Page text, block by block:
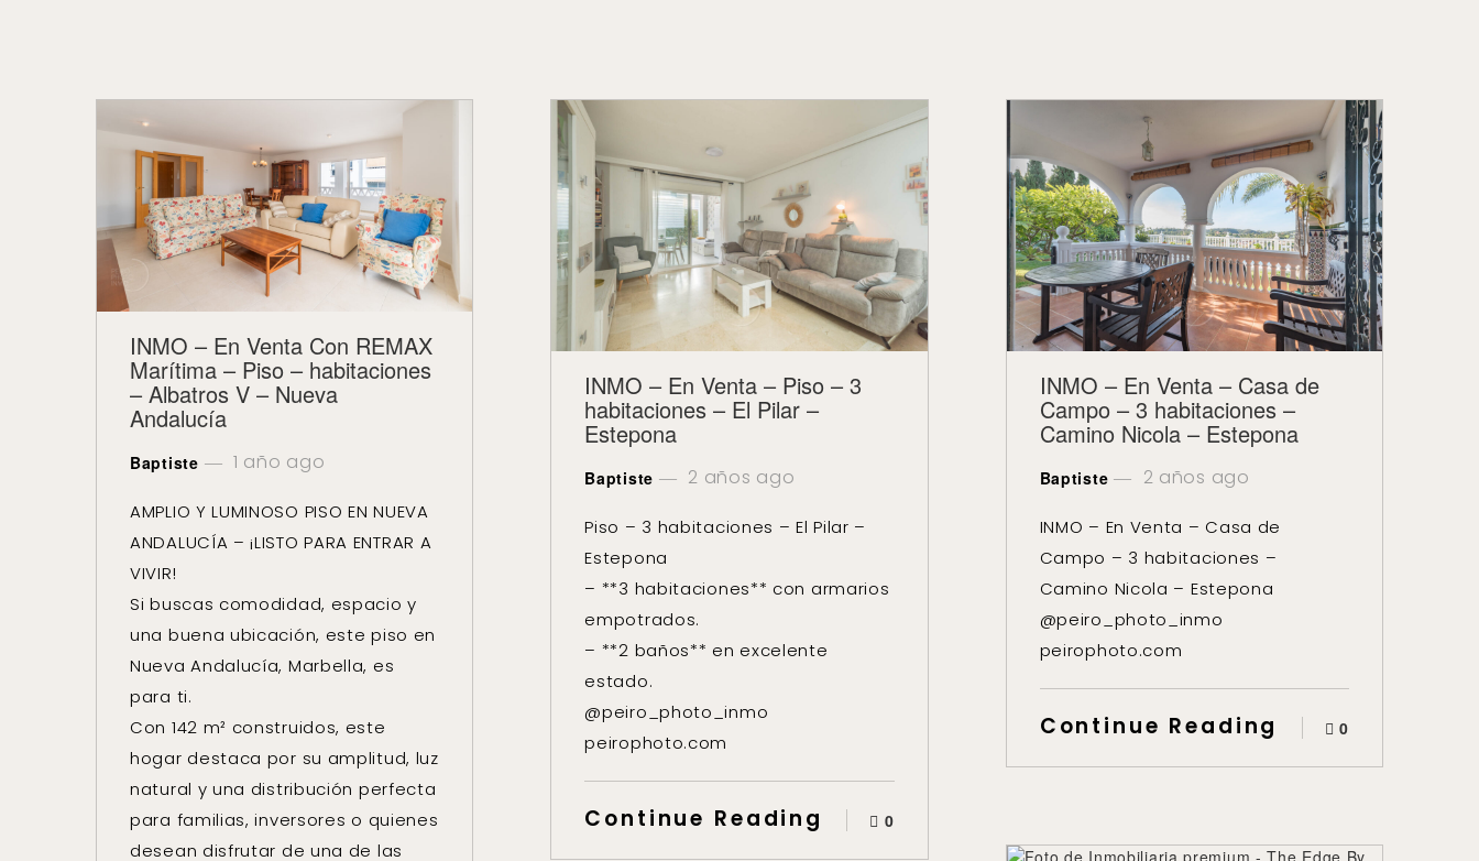
INMO – En Venta Con REMAX
Marítima – Piso – habitaciones
– Albatros V – Nueva
Andalucía
Baptiste 1 año ago
AMPLIO Y LUMINOSO PISO EN NUEVA
ANDALUCÍA – ¡LISTO PARA ENTRAR A
VIVIR!
Si buscas comodidad, espacio y
una buena ubicación, este piso en
Nueva Andalucía, Marbella, es
para ti.
Con 142 m² construidos, este
hogar destaca por su amplitud, luz
natural y una distribución perfecta
para familias, inversores o quienes
desean disfrutar de una de las
INMO – En Venta – Piso – 3
habitaciones – El Pilar –
Estepona
Baptiste 2 años ago
Piso – 3 habitaciones – El Pilar –
Estepona
– **3 habitaciones** con armarios
empotrados.
– **2 baños** en excelente
estado.
@peiro_photo_inmo
peirophoto.com
Continue Reading 0
INMO – En Venta – Casa de
Campo – 3 habitaciones –
Camino Nicola – Estepona
Baptiste 2 años ago
INMO – En Venta – Casa de
Campo – 3 habitaciones –
Camino Nicola – Estepona
@peiro_photo_inmo
peirophoto.com
Continue Reading 0